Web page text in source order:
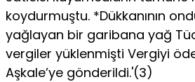
koydurmuştu. *Dükkanının
yağlayan bir garibana yağ
vergiler yüklenmişti Vergiyi
Aşkale’ye gönderildi.'(3)